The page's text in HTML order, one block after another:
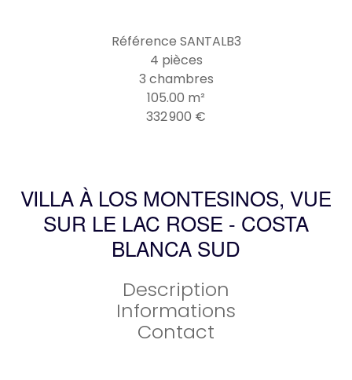
Référence SANTALB3
4 pièces
3 chambres
105.00 m²
332 900 €
VILLA À LOS MONTESINOS, VUE
SUR LE LAC ROSE - COSTA
BLANCA SUD
Description
Informations
Contact